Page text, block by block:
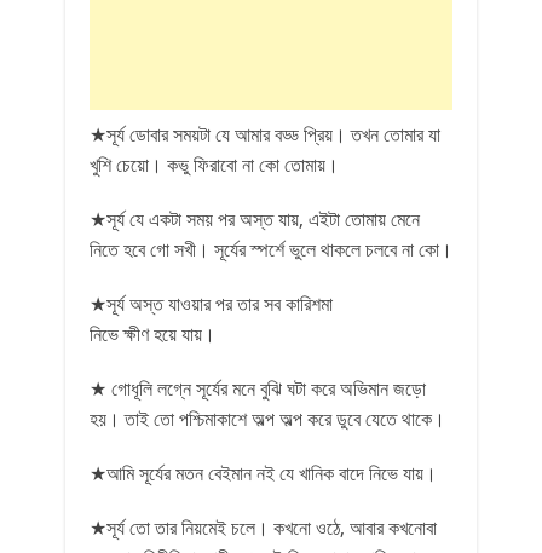
★সূর্য ডোবার সময়টা যে আমার বড্ড প্রিয়। তখন তোমার যা
খুশি চেয়ো। কভু ফিরাবো না কো তোমায়।
★সূর্য যে একটা সময় পর অস্ত যায়, এইটা তোমায় মেনে
নিতে হবে গো সখী। সূর্যের স্পর্শে ভুলে থাকলে চলবে না কো।
★সূর্য অস্ত যাওয়ার পর তার সব কারিশমা
নিভে ক্ষীণ হয়ে যায়।
★ গোধূলি লগ্নে সূর্যের মনে বুঝি ঘটা করে অভিমান জড়ো
হয়। তাই তো পশ্চিমাকাশে অল্প অল্প করে ডুবে যেতে থাকে।
★আমি সূর্যের মতন বেইমান নই যে খানিক বাদে নিভে যায়।
★সূর্য তো তার নিয়মেই চলে। কখনো ওঠে, আবার কখনোবা